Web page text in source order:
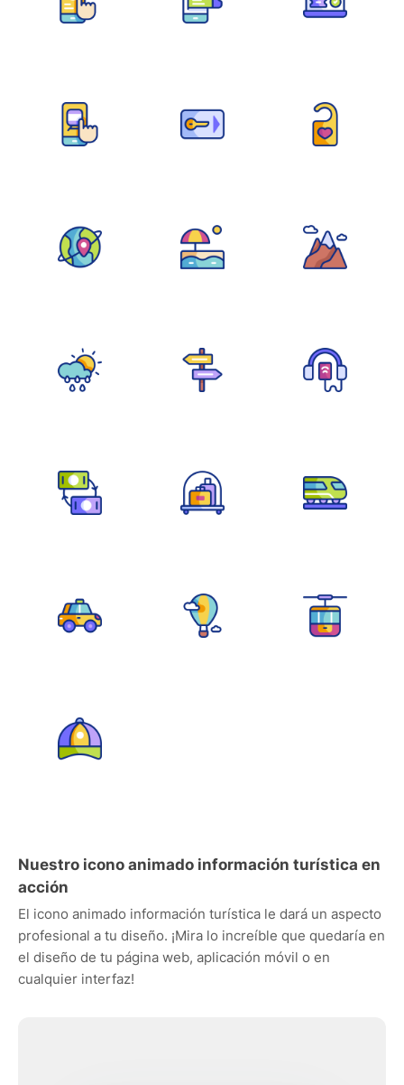
Nuestro icono animado información turística en
acción
El icono animado información turística le dará un aspecto
profesional a tu diseño. ¡Mira lo increíble que quedaría en
el diseño de tu página web, aplicación móvil o en
cualquier interfaz!